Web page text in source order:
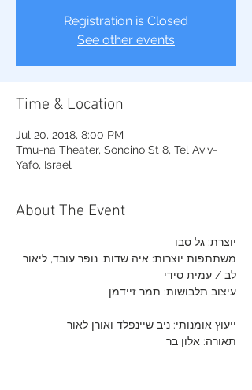
Registration is Closed
See other events
Time & Location
Jul 20, 2018, 8:00 PM
Tmu-na Theater, Soncino St 8, Tel Aviv-
Yafo, Israel
About The Event
יוצרת: גל סבו
משתתפות יוצרות: איה שדות, נופר עובד, ליאור
לב / עמית סידי
עיצוב תלבושות: תמר זיידמן
ייעוץ אומנותי: ניב שיינפלד ואורן לאור
תאורה: אלון בר